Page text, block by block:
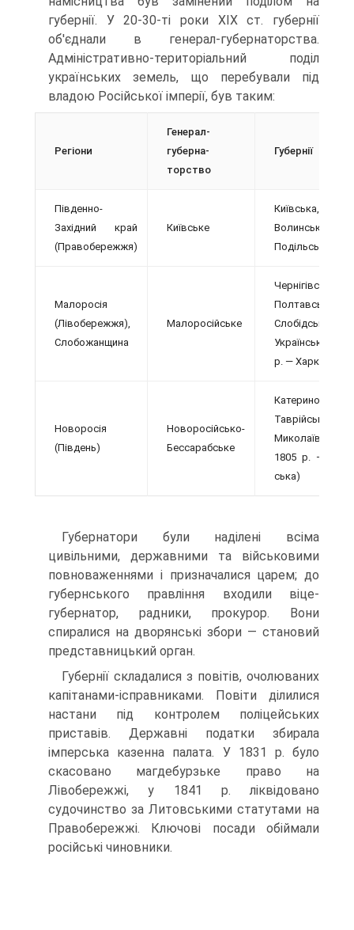
губернії. У 20-30-ті роки XIX ст. губернії
об'єднали в генерал-губернаторства.
Адміністративно-територіальний поділ
українських земель, що перебували під
владою Російської імперії, був таким:
Регіони
Генерал-
губерна­
торство
Губернії
Південно-
Західний край
(Правобережжя)
Київське
Київська,
Волинська,
Подільська
Малоросія
(Ліво­бережжя),
Слобо­жанщина
Мало­російське
Чернігівська,
Полтав­ська,
Слобідсько-
Українська (з
р. — Харківська)
Новоросія
(Південь)
Новоросійсько-
Бессарабське
Таврійська,
1805 р. —
ська)
Губернатори були наділені всіма
цивільними, дер­жавними та військовими
повноваженнями і призна­чалися царем; до
губернського правління входили віце-
губернатор, радники, прокурор. Вони
спирали­ся на дворянські збори — становий
представниць­кий орган.
Губернії складалися з повітів, очолюваних
капітанами-ісправниками. Повіти ділилися
настани під контролем поліцейських
приставів. Державні по­датки збирала
імперська казенна палата. У 1831 р. було
скасовано магдебурзьке право на
Лівобережжі, у 1841 р. ліквідовано
судочинство за Литовськими ста­тутами на
Правобережжі. Ключові посади обіймали
російські чиновники.